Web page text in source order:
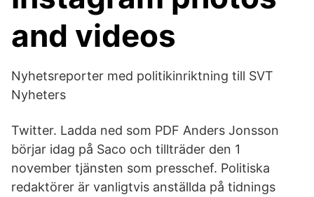
and videos
Nyhetsreporter med politikinriktning till SVT
Nyheters
Twitter. Ladda ned som PDF Anders Jonsson
börjar idag på Saco och tillträder den 1
november tjänsten som presschef. Politiska
redaktörer är vanligtvis anställda på tidnings